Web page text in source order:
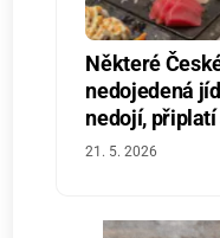
Některé
nedojedená
nedojí, připlatí
21. 5. 2026